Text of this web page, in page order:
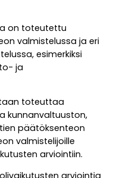
on toteutettu
valmistelussa ja eri
esimerkiksi
ja
toteuttaa
kunnanvaltuuston,
päätöksenteon
valmistelijoille
arviointiin.